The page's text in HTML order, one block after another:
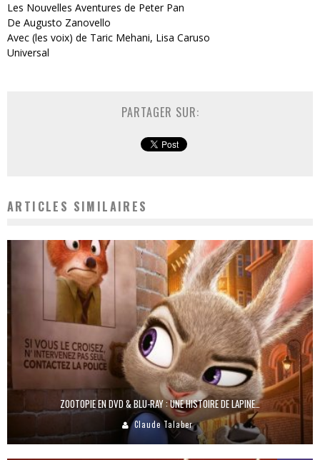
Les Nouvelles Aventures de Peter Pan
De Augusto Zanovello
Avec (les voix) de Taric Mehani, Lisa Caruso
Universal
PARTAGER SUR:
ARTICLES SIMILAIRES
ZOOTOPIE EN DVD & BLU-RAY : UNE HISTOIRE DE LAPINE…
Claude Talaber